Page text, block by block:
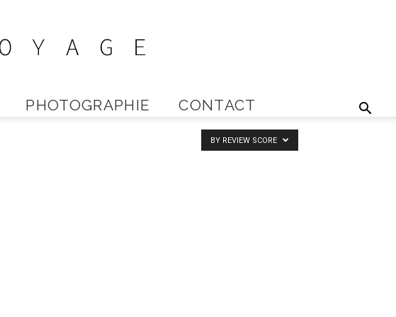
PHOTOGRAPHIE CONTACT
BY REVIEW SCORE